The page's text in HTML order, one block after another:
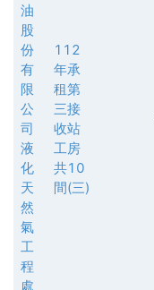
油
股
份
有
限
公
司
液
化
天
然
氣
工
程
處
112
年承
租第
三接
收站
工房
共10
間(三)